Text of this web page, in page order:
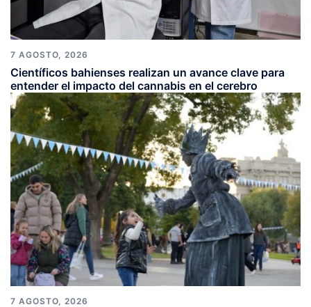
7 AGOSTO, 2026
Científicos bahienses realizan un avance clave para
entender el impacto del cannabis en el cerebro
7 AGOSTO, 2026